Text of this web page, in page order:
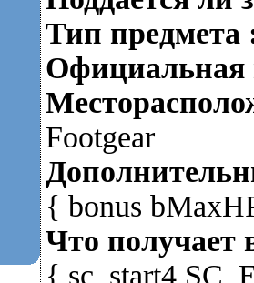
Тип
Footgear
{ bonus
Что получает
{ sc_start4